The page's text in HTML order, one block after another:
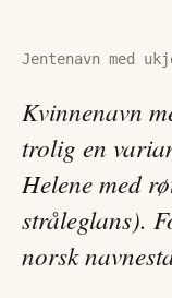
Jentenavn med
Kvinnenavn
trolig en
Helene med
stråleglans).
norsk